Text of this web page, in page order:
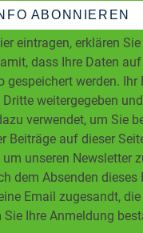
ABONNIEREN
eintragen, erklären
dass Ihre Daten
gespeichert werden. Ihr
weitergegeben und
verwendet, um Sie
Beiträge auf dieser
unseren Newsletter
dem Absenden dieses
Email zugesandt,
Ihre Anmeldung